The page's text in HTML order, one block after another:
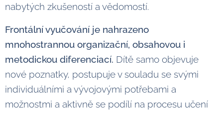
nabytých zkušeností a vědomostí.
Frontální vyučování je nahrazeno
mnohostrannou organizační, obsahovou i
metodickou diferenciací. Dítě samo objevuje
nové poznatky, postupuje v souladu se svými
individuálními a vývojovými potřebami a
možnostmi a aktivně se podílí na procesu učení